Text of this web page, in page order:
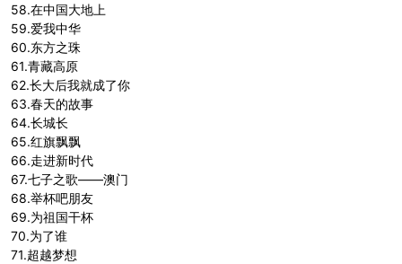
58.在中国大地上
59.爱我中华
60.东方之珠
61.青藏高原
62.长大后我就成了你
63.春天的故事
64.长城长
65.红旗飘飘
66.走进新时代
67.七子之歌——澳门
68.举杯吧朋友
69.为祖国干杯
70.为了谁
71.超越梦想